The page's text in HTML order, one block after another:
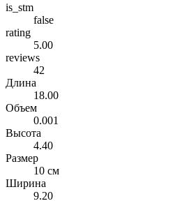
is_stm
false
rating
5.00
reviews
42
Длина
18.00
Объем
0.001
Высота
4.40
Размер
10 см
Ширина
9.20